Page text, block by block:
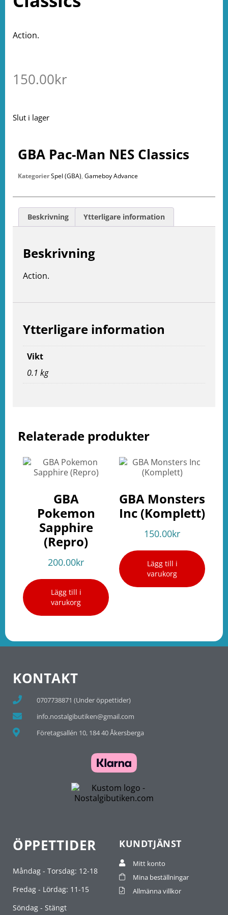
Action.
150.00kr
Slut i lager
Relaterade produkter
GBA
Pokemon
Sapphire
(Repro)
200.00kr
Lägg till i
varukorg
GBA Monsters
Inc (Komplett)
150.00kr
Lägg till i
varukorg
GBA Pac-Man NES Classics
KategorierSpel (GBA), Gameboy Advance
Beskrivning Ytterligare information
Beskrivning
Action.
Ytterligare information
Vikt
0.1 kg
KONTAKT
0707738871 (Under öppettider)
info.nostalgibutiken@gmail.com
Företagsallén 10, 184 40 Åkersberga
ÖPPETTIDER
Måndag - Torsdag: 12-18
Fredag - Lördag: 11-15
Söndag - Stängt
KUNDTJÄNST
Mitt konto
Mina beställningar
Allmänna villkor